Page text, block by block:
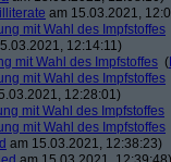
am 15.03.2021,
mit Wahl des Impfstoffes
12:14:11)
mit Wahl des Impfstoffes (
mit Wahl des Impfstoffes
12:28:01)
mit Wahl des Impfstoffes
mit Wahl des Impfstoffes
am 15.03.2021, 12:38:23)